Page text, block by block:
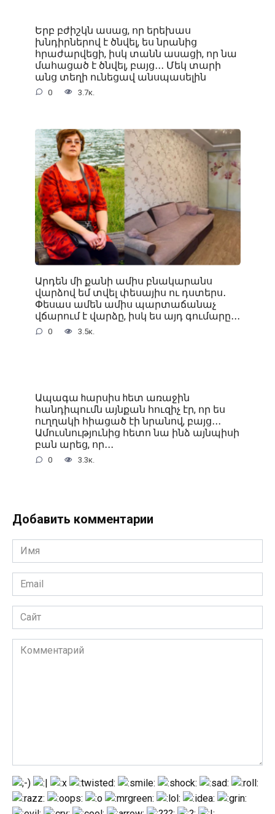
Երբ բժիշկն ասաց, որ երեխաս
խնդիրներով է ծնվել, ես նրանից
հրաժարվեցի, իսկ տանն ասացի, որ նա
մահացած է ծնվել, բայց․․․ Մեկ տարի
անց տեղի ունեցավ անսպասելին
0 3.7к.
Արդեն մի քանի ամիս բնակարանս
վարձով եմ տվել փեսայիս ու դստերս․
Փեսաս ամեն ամիս պարտաճանաչ
վճարում է վարձը, իսկ ես այդ գումարը․․․
0 3.5к.
Ապագա hարսիս hետ առաջին
հանդիպումն այնքան հուզիչ էր, որ ես
ուղղակի հիացած էի նրանով, բայց․․․
Ամուսնությունից հետո նա ինձ այնպիսի
բան արեց, որ․․․
0 3.3к.
Добавить комментарии
Имя
*
Email
*
Сайт
Комментарий